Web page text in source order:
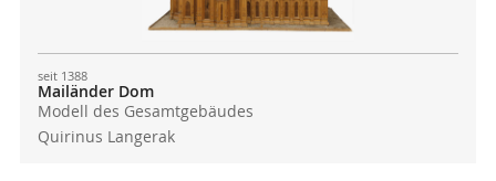
seit 1388
Mailänder Dom
Modell des Gesamtgebäudes
Quirinus Langerak